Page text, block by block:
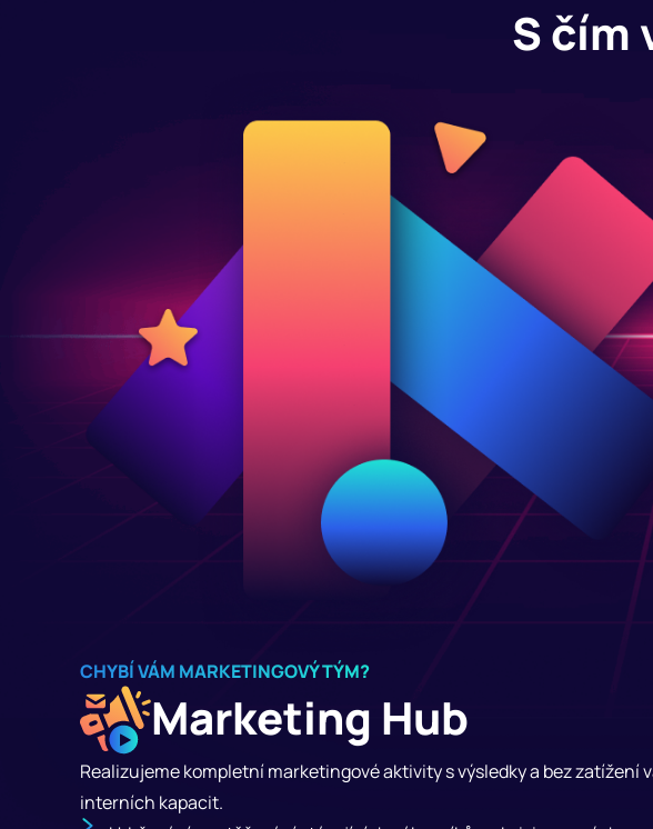
S čím
CHYBÍ VÁM MARKETINGOVÝ TÝM?
Marketing Hub
Realizujeme kompletní marketingové aktivity s výsledky a bez zatížení
interních kapacit.